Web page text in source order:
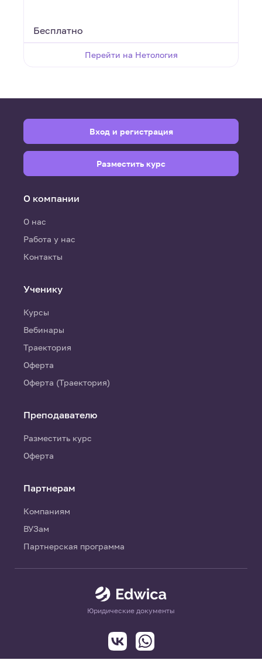
Бесплатно
Перейти на Нетология
Юридические документы
О компании
О нас
Работа у нас
Контакты
Ученику
Курсы
Вебинары
Траектория
Оферта
Оферта (Траектория)
Преподавателю
Разместить курс
Оферта
Партнерам
Компаниям
ВУЗам
Партнерская программа
Вход и регистрация
Разместить курс